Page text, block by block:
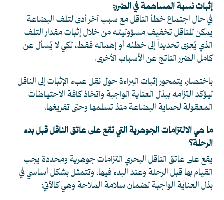
إثبات نسبة المساهمة في الضرر:
في حال اجتماع خطأ الناقل مع سبب آخر أدى لتلف البضاعة
يمكن للناقل تخفيف مسؤوليته من خلال إثبات مقدار التلف
الذي يُعزى تحديداً إلى خطئه أو إهماله فقط، لكي لا يُسأل عن
كامل الضرر الناتج عن الأسباب الأخرى.
باختصار، يتمحور إثبات البراءة حول نقل عبء الإثبات إلى الناقل
ليؤكد التزامه ببذل العناية الواجبة واتخاذ كافة الاحتياطات
المعقولة لحماية البضاعة منذ تسلمها وحتى تفريغها.
ما هي الالتزامات الجوهرية التي تقع على عاتق الناقل قبل بدء
الرحلة؟
يقع على عاتق الناقل البحري التزامات جوهرية ومحددة يجب
القيام بها قبل الرحلة وعند البدء فيها، وتتمثل بشكل أساسي في
بذل العناية الواجبة لضمان سلامة الملاحة وهي كالآتي: